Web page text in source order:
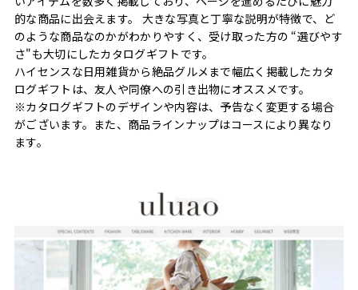
的な商品に出会えます。 大きな写真と丁寧な説明が特徴で、ど
のような商品なのかがわかりやすく、受け取った方の “選びやす
さ"も大切にしたカタログギフトです。
ハイセンスな日用雑貨から絶品グルメまで幅広く掲載したカタ
ログギフトは、友人や同僚への引き出物にオススメです。
※カタログギフトのデザインや内容は、予告なく変更する場合
がございます。また、商品ラインナップはコースにより異なり
ます。